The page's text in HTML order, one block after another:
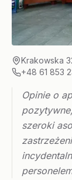
Krakowska
+48 61 853
Opinie o
szeroki